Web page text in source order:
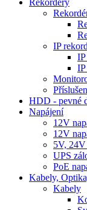
Rekordéry
IP
HDD - pevné
Napájení
12V
12V
5V,
UPS
PoE
Kabely,
Kabely